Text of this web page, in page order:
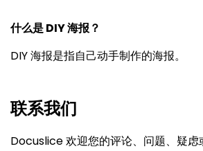
什么是 DIY 海报？
DIY 海报是指自己动手制作的海报。
联系我们
Docuslice 欢迎您的评论、问题、疑